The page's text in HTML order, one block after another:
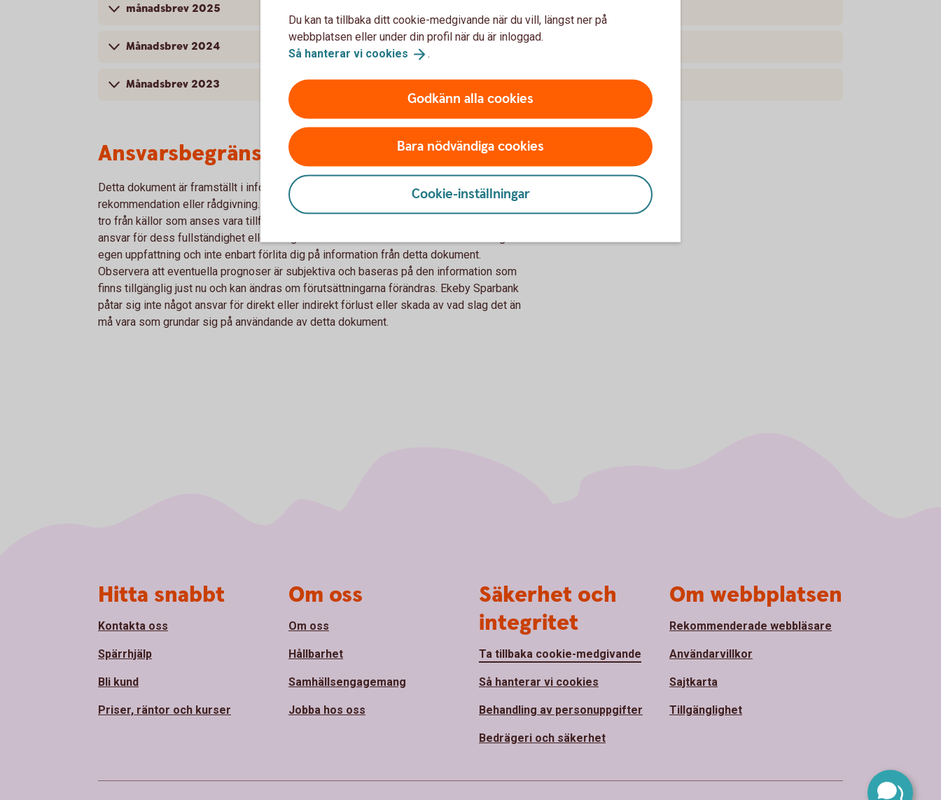
månadsbrev 2025
Månadsbrev 2024
Månadsbrev 2023
Ansvarsbegränsningar
Detta dokument är framställt i informationssyfte och är inte avsett att vara en personlig
rekommendation eller rådgivning. All information i detta dokument är sammanställt i god
tro från källor som anses vara tillförlitliga. Ekeby Sparbank påtar sig dock inte något
ansvar för dess fullständighet eller riktighet. Du rekommenderas därför att bilda dig din
egen uppfattning och inte enbart förlita dig på information från detta dokument.
Observera att eventuella prognoser är subjektiva och baseras på den information som
finns tillgänglig just nu och kan ändras om förutsättningarna förändras. Ekeby Sparbank
påtar sig inte något ansvar för direkt eller indirekt förlust eller skada av vad slag det än
må vara som grundar sig på användande av detta dokument.
Du kan ta tillbaka ditt cookie-medgivande när du vill, längst ner på
webbplatsen eller under din profil när du är inloggad.
Så hanterar vi cookies .
Godkänn alla cookies
Bara nödvändiga cookies
Cookie-inställningar
Hitta snabbt
Kontakta oss
Spärrhjälp
Bli kund
Priser, räntor och kurser
Om oss
Om oss
Hållbarhet
Samhällsengagemang
Jobba hos oss
Säkerhet och
integritet
Ta tillbaka cookie-medgivande
Så hanterar vi cookies
Behandling av personuppgifter
Bedrägeri och säkerhet
Om webbplatsen
Rekommenderade webbläsare
Användarvillkor
Sajtkarta
Tillgänglighet